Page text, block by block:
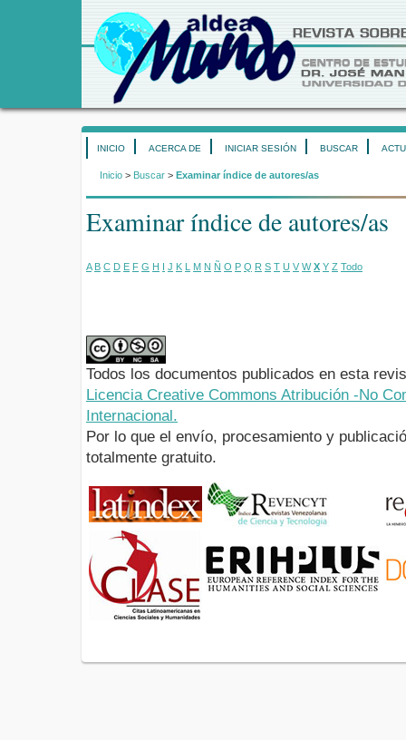
INICIO ACERCA DE INICIAR SESIÓN BUSCAR
Inicio > Buscar > Examinar índice de autores/as
Examinar índice de autores/as
A B C D E F G H I J K L M N Ñ O P Q R S T U V W X Y Z Todo
Todos los documentos publicados en esta
Licencia Creative Commons Atribución -No
Internacional.
Por lo que el envío, procesamiento y
totalmente gratuito.